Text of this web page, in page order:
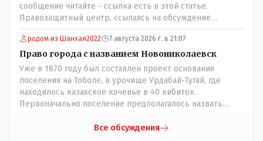
сообщение читайте - ссылка есть в этой статье.
Правозащитный центр, ссылаясь на обсуждение
сотрудников интерната в рабочем чате, которые
прислали ему в виде аудиосообщений, пишет, что
воспитатели долго добивались установки
кондиционеров в помещениях, где есть дети, однако к
настоящему времени их установили только в
помещениях, предназначенных для административно-
управленческого персонала. И Также в каждой группе
установлены кондиционеры, питьевой и температурный
режимы, которые взяты на особый контроль, учитывая
погодные условия в это лето. Мы решили. что это -
родом из Шанхая2022 7 августа 2026 г. в 21:07
Право города с названием Новониколаевск
Уже в 1870 году был составлен проект основания
поселения на Тоболе, в урочище Урдабай-Тугай, где
находилось казахское кочевье в 40 кибиток.
Первоначально поселение предполагалось назвать
что комиссии ономастической надо ознакомиться с
Все обсуждения